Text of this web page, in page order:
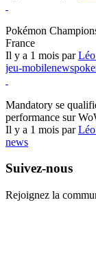
Pokémon
France
Il y a 1 mois par
jeu-mobilenews
Mandatory se
performance sur
Il y a 1 mois par
news
Suivez-nous
Rejoignez la